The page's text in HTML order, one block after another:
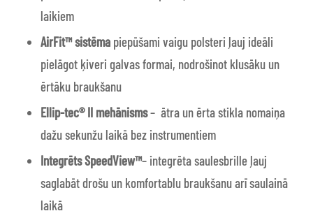
laikiem
AirFit™ sistēmapiepūšami vaigu polsteri ļauj ideāli
pielāgot ķiveri galvas formai, nodrošinot klusāku un
ērtāku braukšanu
Ellip-tec® II mehānisms– ātra un ērta stikla nomaiņa
dažu sekunžu laikā bez instrumentiem
Integrēts SpeedView™– integrēta saulesbrille ļauj
saglabāt drošu un komfortablu braukšanu arī saulainā
laikā